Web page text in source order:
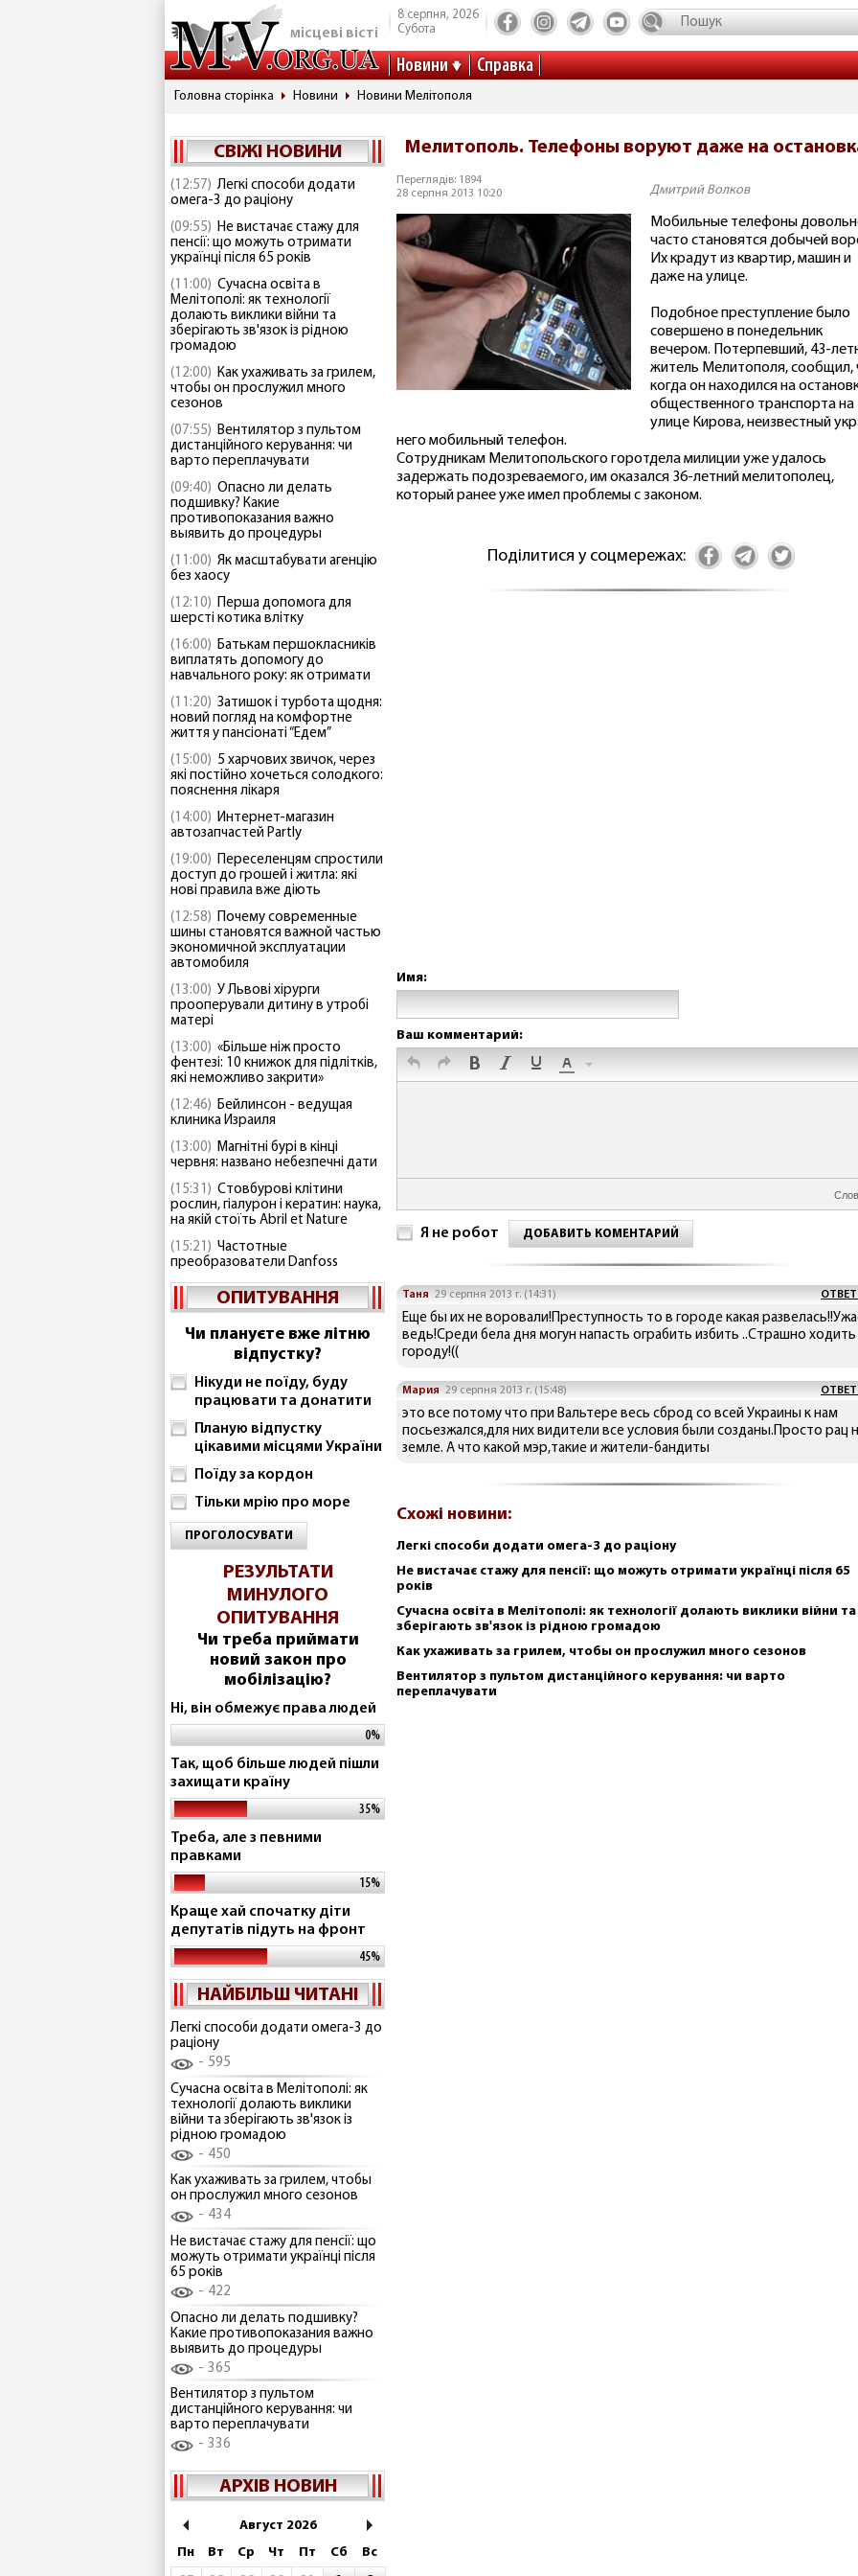
місцеві вісті
8 серпня, 2026
Субота
Новини Справка
Головна сторінка Новини Новини Мелітополя
СВІЖІ НОВИНИ
(12:57) Легкі способи додати
омега-3 до раціону
(09:55) Не вистачає стажу для
пенсії: що можуть отримати
українці після 65 років
(11:00) Сучасна освіта в
Мелітополі: як технології
долають виклики війни та
зберігають зв'язок із рідною
громадою
(12:00) Как ухаживать за грилем,
чтобы он прослужил много
сезонов
(07:55) Вентилятор з пультом
дистанційного керування: чи
варто переплачувати
(09:40) Опасно ли делать
подшивку? Какие
противопоказания важно
выявить до процедуры
(11:00) Як масштабувати агенцію
без хаосу
(12:10) Перша допомога для
шерсті котика влітку
(16:00) Батькам першокласників
виплатять допомогу до
навчального року: як отримати
(11:20) Затишок і турбота щодня:
новий погляд на комфортне
життя у пансіонаті “Едем”
(15:00) 5 харчових звичок, через
які постійно хочеться солодкого:
пояснення лікаря
(14:00) Интернет-магазин
автозапчастей Partly
(19:00) Переселенцям спростили
доступ до грошей і житла: які
нові правила вже діють
(12:58) Почему современные
шины становятся важной частью
экономичной эксплуатации
автомобиля
(13:00) У Львові хірурги
прооперували дитину в утробі
матері
(13:00) «Більше ніж просто
фентезі: 10 книжок для підлітків,
які неможливо закрити»
(12:46) Бейлинсон - ведущая
клиника Израиля
(13:00) Магнітні бурі в кінці
червня: названо небезпечні дати
(15:31) Стовбурові клітини
рослин, гіалурон і кератин: наука,
на якій стоїть Abril et Nature
(15:21) Частотные
преобразователи Danfoss
ОПИТУВАННЯ
Чи плануєте вже літню
відпустку?
Нікуди не поїду, буду
працювати та донатити
Планую відпустку
цікавими місцями України
Поїду за кордон
Тільки мрію про море
ПРОГОЛОСУВАТИ
РЕЗУЛЬТАТИ
МИНУЛОГО
ОПИТУВАННЯ
Чи треба приймати
новий закон про
мобілізацію?
Ні, він обмежує права людей
0%
Так, щоб більше людей пішли
захищати країну
35%
Треба, але з певними
правками
15%
Краще хай спочатку діти
депутатів підуть на фронт
45%
НАЙБІЛЬШ ЧИТАНІ
Легкі способи додати омега-3 до
раціону
595
Сучасна освіта в Мелітополі: як
технології долають виклики
війни та зберігають зв'язок із
рідною громадою
450
Как ухаживать за грилем, чтобы
он прослужил много сезонов
434
Не вистачає стажу для пенсії: що
можуть отримати українці після
65 років
422
Опасно ли делать подшивку?
Какие противопоказания важно
выявить до процедуры
365
Вентилятор з пультом
дистанційного керування: чи
варто переплачувати
336
АРХІВ НОВИН
Август 2026
Пн
Вт Ср Чт Пт Сб
Вс
Мелитополь. Телефоны воруют даже на
Переглядів: 1894
28 серпня 2013 10:20
Дмитрий Волков
Мобильные телефоны
часто становятся добычей
Их крадут из квартир, машин и
даже на улице.
Подобное преступление было
совершено в понедельник
вечером. Потерпевший, 43-
житель Мелитополя, сообщил,
когда он находился на
общественного транспорта на
улице Кирова, неизвестный
него мобильный телефон.
Сотрудникам Мелитопольского горотдела милиции уже удалось
задержать подозреваемого, им оказался 36-летний мелитополец,
который ранее уже имел проблемы с законом.
Поділитися у соцмережах:
Имя:
Ваш комментарий:
Я не робот ДОБАВИТЬ КОМЕНТАРИЙ
Таня 29 серпня 2013 г. (14:31)
Еще бы их не воровали!Преступность то в городе какая
ведь!Среди бела дня могун напасть ограбить избить ..Страшно
городу!((
Мария 29 серпня 2013 г. (15:48)
это все потому что при Вальтере весь сброд со всей Украины к нам
посьезжался,для них видители все условия были созданы.Просто рац
земле. А что какой мэр,такие и жители-бандиты
Схожі новини:
Легкі способи додати омега-3 до раціону
Не вистачає стажу для пенсії: що можуть отримати українці після 65
років
Сучасна освіта в Мелітополі: як технології долають виклики війни та
зберігають зв'язок із рідною громадою
Как ухаживать за грилем, чтобы он прослужил много сезонов
Вентилятор з пультом дистанційного керування: чи варто
переплачувати